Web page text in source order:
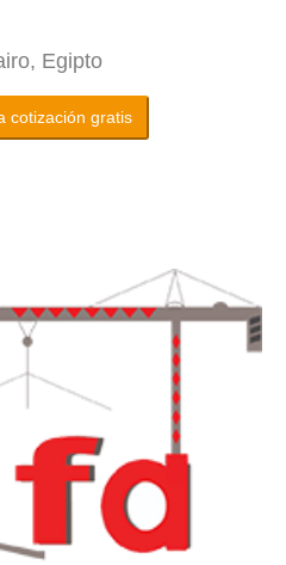
Egipto
cotización gratis